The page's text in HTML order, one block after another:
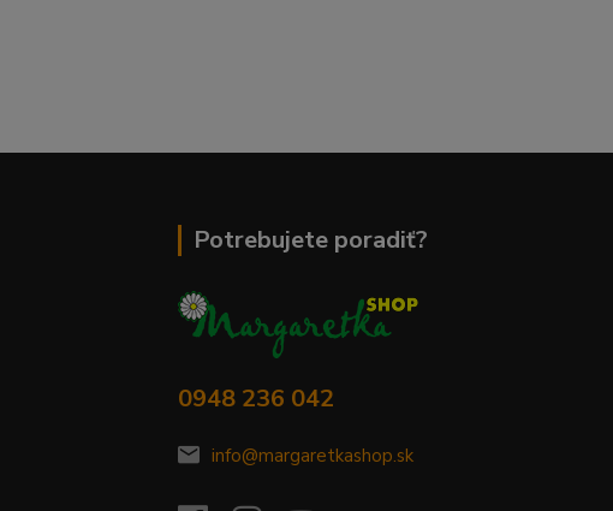
Potrebujete poradiť?
0948 236 042
info@margaretkashop.sk